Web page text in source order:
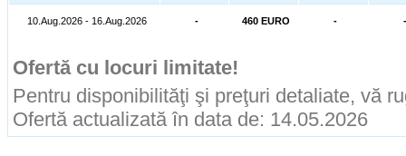
10.Aug.2026 - 16.Aug.2026 - 460 EURO -
Ofertă cu locuri limitate!
Pentru disponibilităţi şi preţuri detaliate, vă
Ofertă actualizată în data de: 14.05.2026